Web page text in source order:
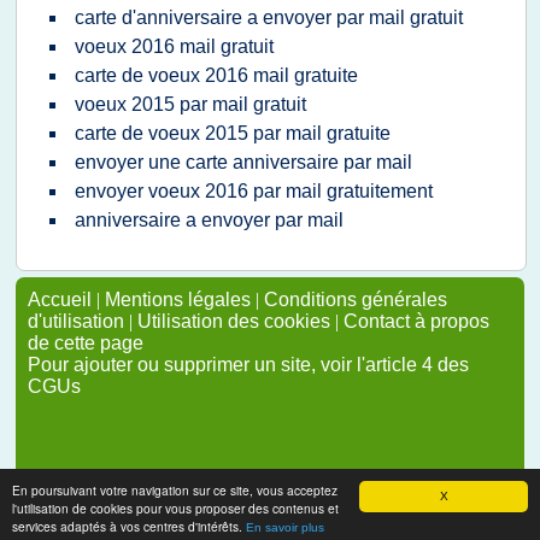
X
En poursuivant votre navigation sur ce site, vous acceptez
l'utilisation de cookies pour vous proposer des contenus et
services adaptés à vos centres d'intérêts. En savoir plus
carte d'anniversaire a envoyer par mail gratuit
voeux 2016 mail gratuit
carte de voeux 2016 mail gratuite
voeux 2015 par mail gratuit
carte de voeux 2015 par mail gratuite
envoyer une carte anniversaire par mail
envoyer voeux 2016 par mail gratuitement
anniversaire a envoyer par mail
Accueil | Mentions légales | Conditions générales
d'utilisation | Utilisation des cookies | Contact à propos
de cette page
Pour ajouter ou supprimer un site, voir l'article 4 des
CGUs